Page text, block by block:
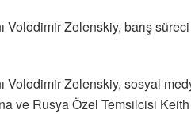
Volodimir Zelenskiy, barış
Volodimir Zelenskiy, sosyal
ve Rusya Özel Temsilcisi